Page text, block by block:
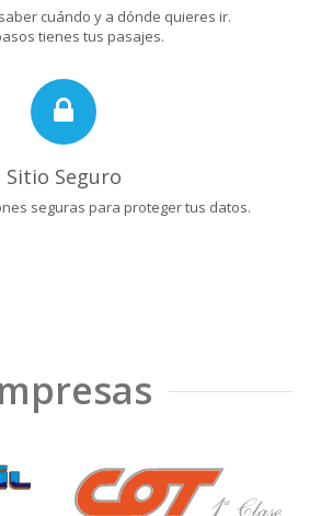
cuándo y a dónde quieres ir.
tienes tus pasajes.
Sitio Seguro
seguras para proteger tus datos.
❯